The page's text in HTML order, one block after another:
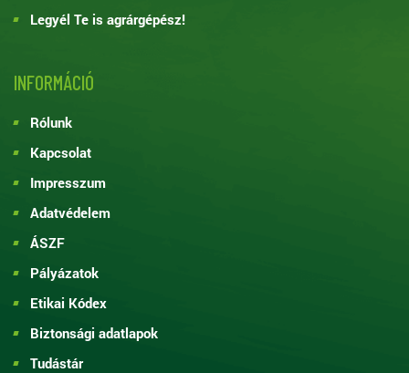
Legyél Te is agrárgépész!
INFORMÁCIÓ
Rólunk
Kapcsolat
Impresszum
Adatvédelem
ÁSZF
Pályázatok
Etikai Kódex
Biztonsági adatlapok
Tudástár